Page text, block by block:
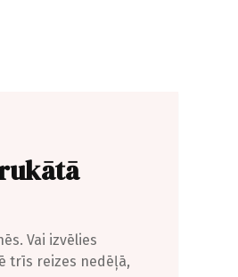
Vai izvēlies
trīs reizes nedēļā,